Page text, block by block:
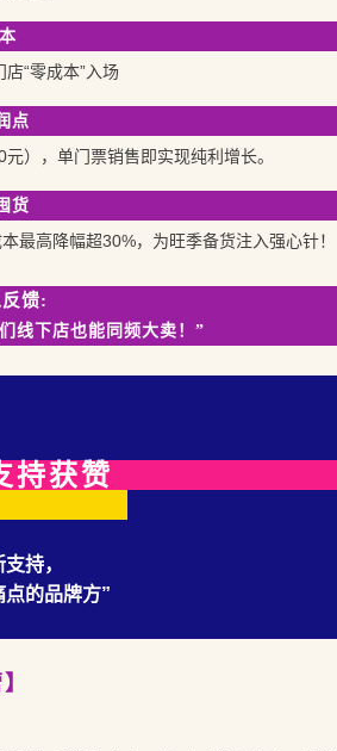
“零成本”入场
点
），单门票销售即实现纯利增长。
货
最高降幅超30%，为旺季备货注入强心针！
馈:
线下店也能同频大卖！”
持获赞
持，
的品牌方”